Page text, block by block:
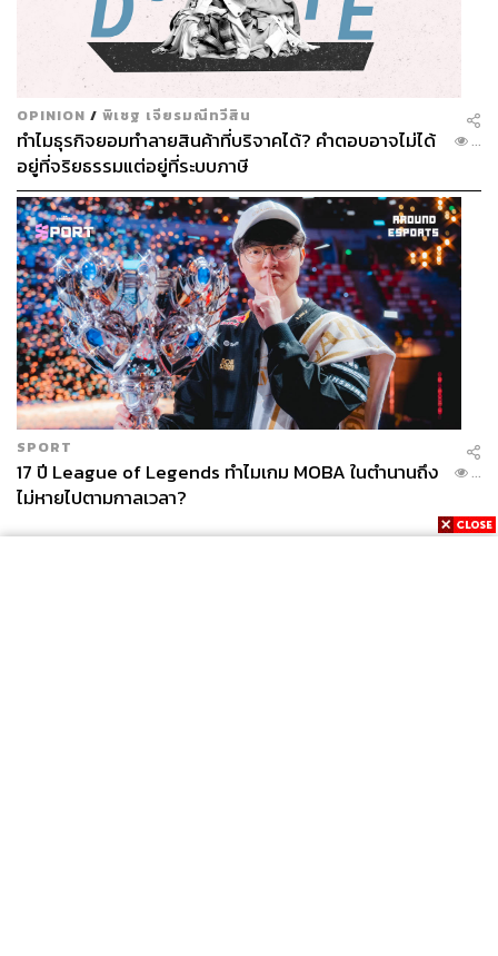
จาก “คลัง” สู่ “ตัวเชื่อมประเทศ”: บูรณาการเชิง
นโยบาย
ปัญหา NE&O (Net Errors and Omissions) หรือความคลาด
เคลื่อนในดุลการชำระเงิน สะท้อนปัญหาใหญ่ของระบบ
ราชการไทย การไม่บูรณาการข้อมูลระหว่างหน่วยงาน
เอกนิติจึงวางบทบาทใหม่ให้ กระทรวงการคลัง เป็น “ตัวเชื่อม
ประเทศ” หรือ Connect the Dot ระหว่าง ธนาคารแห่ง
ประเทศไทย (ธปท.) – สำนักงานคณะกรรมการกำกับหลัก
ทรัพย์และตลาดหลักทรัพย์ (กลต.) – และสำนักงานป้องกัน
และปราบปรามการฟอกเงิน (ปปง.) เพื่อให้การติดตาม “เงิน
ทุนไหลเข้า–ออก” มีความสอดคล้องกันมากขึ้น ลด
ความคลาดเคลื่อนในบัญชี และลดความคลุมเครือในการ
สื่อสารต่อสาธารณะ
“เราทำงานตรงไปตรงมา เคารพอิสระเชิงเครื่องมือของ ธปท.
OPINION / พิเชฐ เจียรมณีทวีสิน
ทำไมธุรกิจยอมทำลายสินค้าที่บริจาคได้? คำตอบอาจไม่ได้
อยู่ที่จริยธรรมแต่อยู่ที่ระบบภาษี
...
SPORT
17 ปี League of Legends ทำไมเกม MOBA ในตำนานถึง
ไม่หายไปตามกาลเวลา?
...